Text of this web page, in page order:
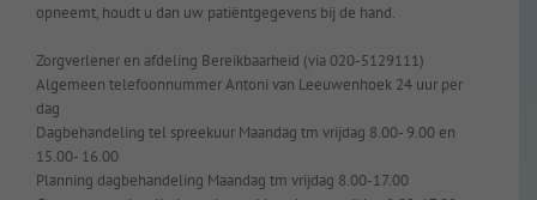
opneemt, houdt u dan uw patiëntgegevens bij de hand.
Zorgverlener en afdeling Bereikbaarheid (via 020-5129111)
Algemeen telefoonnummer Antoni van Leeuwenhoek 24 uur per
dag
Dagbehandeling tel spreekuur Maandag tm vrijdag 8.00- 9.00 en
15.00- 16.00
Planning dagbehandeling Maandag tm vrijdag 8.00-17.00